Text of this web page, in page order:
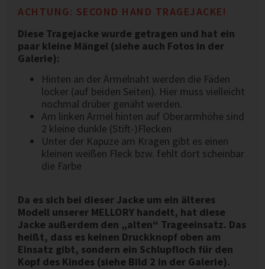
ACHTUNG: SECOND HAND TRAGEJACKE!
Diese Tragejacke wurde getragen und hat ein
paar kleine Mängel (siehe auch Fotos in der
Galerie):
Hinten an der Ärmelnaht werden die Fäden
locker (auf beiden Seiten). Hier muss vielleicht
nochmal drüber genäht werden.
Am linken Ärmel hinten auf Oberarmhöhe sind
2 kleine dunkle (Stift-)Flecken
Unter der Kapuze am Kragen gibt es einen
kleinen weißen Fleck bzw. fehlt dort scheinbar
die Farbe
Da es sich bei dieser Jacke um ein älteres
Modell unserer MELLORY handelt, hat diese
Jacke außerdem den „alten“ Trageeinsatz. Das
heißt, dass es keinen Druckknopf oben am
Einsatz gibt, sondern ein Schlupfloch für den
Kopf des Kindes (siehe Bild 2 in der Galerie).